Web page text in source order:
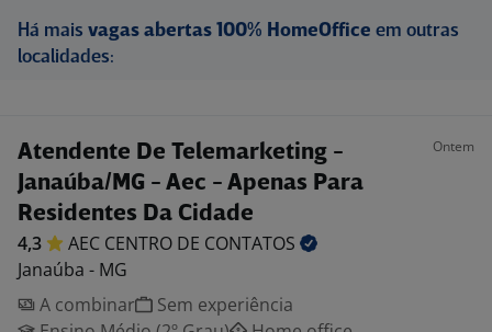
Há mais vagas abertas 100% HomeOffice em outras
localidades:
Atendente De Telemarketing -
Janaúba/MG - Aec - Apenas Para
Residentes Da Cidade
Ontem
4,3 AEC CENTRO DE CONTATOS
Janaúba - MG
A combinar
Sem experiência